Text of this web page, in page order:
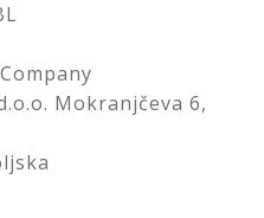
Mokranjčeva 6,